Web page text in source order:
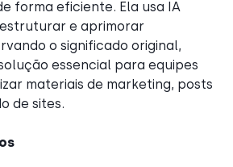
forma eficiente. Ela usa IA
e aprimorar
o significado original,
essencial para equipes
materiais de marketing, posts
de sites.